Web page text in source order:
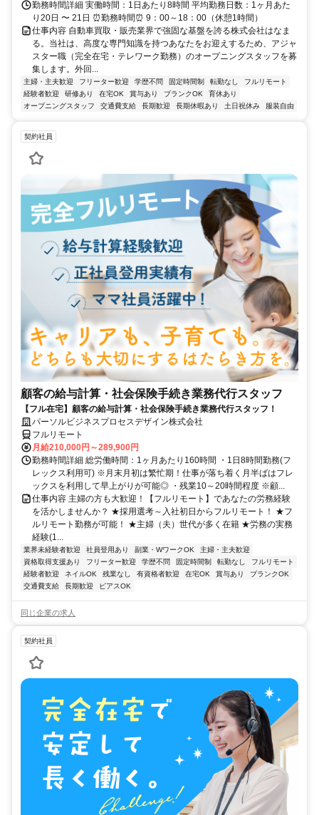
勤務時間詳細 実働時間：1日あたり8時間 平均勤務日数：1ヶ月あた
り20日 〜 21日 ⏰勤務時間⏰ 9：00～18：00（休憩1時間）
仕事内容 自動車買取・販売業界で強固な基盤を誇る株式会社はなま
る。当社は、高度な専門知識を持つあなたをお迎えするため、アジャ
スター職（完全在宅・テレワーク勤務）のオープニングスタッフを募
集します。外回...
主婦・主夫歓迎 フリーター歓迎 学歴不問 固定時間制 転勤なし
フルリモート
経験者歓迎
研修あり 在宅OK 賞与あり ブランクOK
育休あり
オープニングスタッフ
交通費支給 長期歓迎 長期休暇あり 土日祝休み 服装自由
契約社員
顧客の給与計算・社会保険手続き業務代行スタッフ
【フル在宅】顧客の給与計算・社会保険手続き業務代行スタッフ！
パーソルビジネスプロセスデザイン株式会社
フルリモート
月給210,000円～289,900円
勤務時間詳細 総労働時間：1ヶ月あたり160時間 ・1日8時間勤務(フ
レックス利用可) ※月末月初は繁忙期！仕事が落ち着く月半ばはフレ
ックスを利用して早上がりが可能◎ ・残業10～20時間程度 ※顧...
仕事内容 主婦の方も大歓迎！【フルリモート】であなたの労務経験
を活かしませんか？ ★採用選考～入社初日からフルリモート！ ★フ
ルリモート勤務が可能！ ★主婦（夫）世代が多く在籍 ★労務の実務
経験(1...
業界未経験者歓迎 社員登用あり 副業・WワークOK
主婦・主夫歓迎
資格取得支援あり
フリーター歓迎 学歴不問 固定時間制 転勤なし
フルリモート
経験者歓迎
ネイルOK 残業なし 有資格者歓迎 在宅OK 賞与あり
ブランクOK
交通費支給
長期歓迎 ピアスOK
同じ企業の求人
契約社員